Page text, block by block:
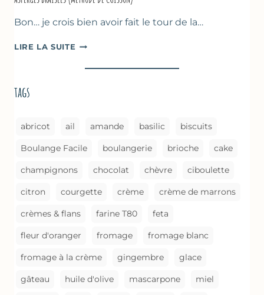
Bon… je crois bien avoir fait le tour de la…
LIRE LA SUITE ASPERGES
(MÉTHODE
tags
abricot ail amande basilic biscuits
Boulange Facile boulangerie brioche cake
champignons chocolat chèvre ciboulette
citron courgette crème crème de marrons
crèmes & flans farine T80 feta
fleur d'oranger fromage fromage blanc
fromage à la crème gingembre glace
gâteau huile d'olive mascarpone miel